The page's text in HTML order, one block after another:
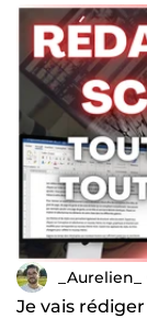
_Aurelien_
Je vais